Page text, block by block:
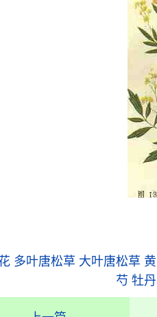
多叶唐松草 大叶唐松草
芍 牡丹